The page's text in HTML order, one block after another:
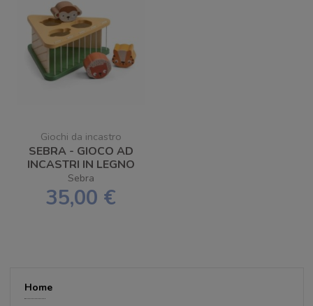
Giochi da incastro
SEBRA - GIOCO AD
INCASTRI IN LEGNO
WILDLIFE
Sebra
35,00 €
Home